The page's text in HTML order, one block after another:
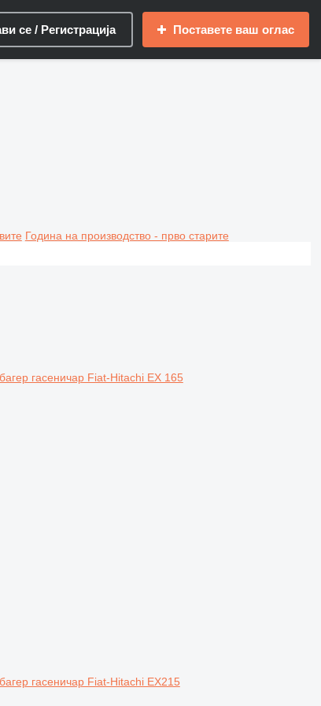
се / Регистрација Поставете ваш оглас
Година на производство - прво старите
багер гасеничар Fiat-Hitachi EX 165
багер гасеничар Fiat-Hitachi EX215